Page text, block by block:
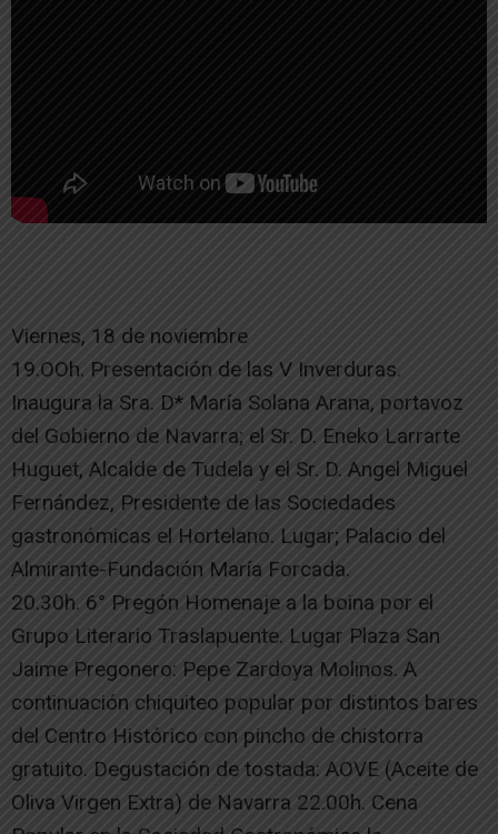
Viernes, 18 de noviembre
19.OOh. Presentación de las V Inverduras.
Inaugura la Sra. D* María Solana Arana, portavoz
del Gobierno de Navarra; el Sr. D. Eneko Larrarte
Huguet, Alcalde de Tudela y el Sr. D. Angel Miguel
Fernández, Presidente de las Sociedades
gastronómicas el Hortelano. Lugar; Palacio del
Almirante-Fundación María Forcada.
20.30h. 6° Pregón Homenaje a la boina por el
Grupo Literario Traslapuente. Lugar Plaza San
Jaime Pregonero: Pepe Zardoya Molinos. A
continuación chiquiteo popular por distintos bares
del Centro Histórico con pincho de chistorra
gratuito. Degustación de tostada: AOVE (Aceite de
Oliva Virgen Extra) de Navarra 22.00h. Cena